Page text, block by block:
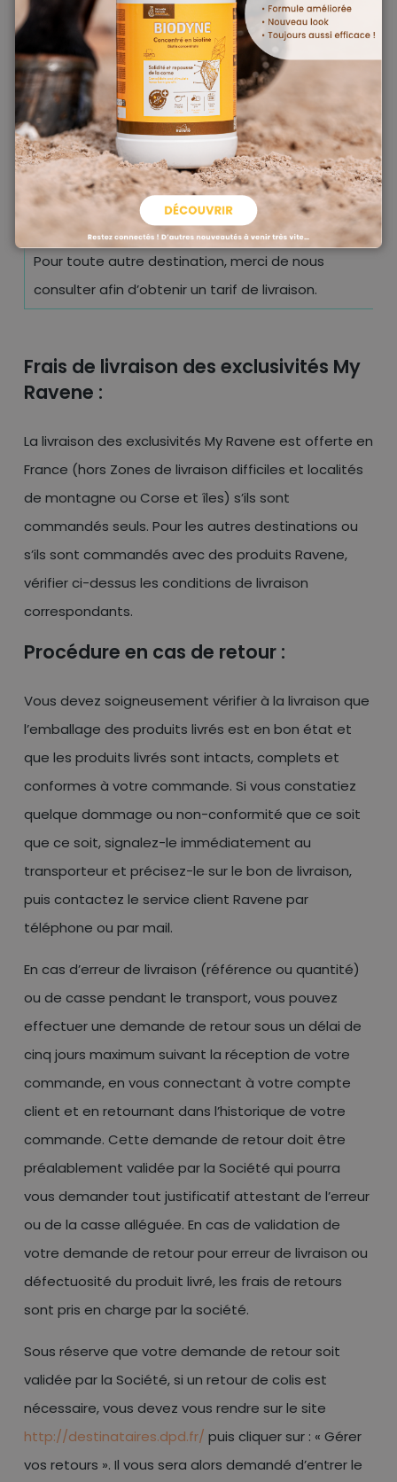
Norvège
Si achat > 249€ TTC
Si achat < 249€ TTC
Pour les îles Açores et Madère (Portugal), si achat
> 249€ TTC
Pour les îles Açores et Madère (Portugal), si achat
< 249€ TTC
Pour toute autre destination, merci de nous
consulter afin d’obtenir un tarif de livraison.
Frais de livraison des exclusivités My
Ravene :
La livraison des exclusivités My Ravene est offerte en
France (hors Zones de livraison difficiles et localités
de montagne ou Corse et îles) s’ils sont
commandés seuls. Pour les autres destinations ou
s’ils sont commandés avec des produits Ravene,
vérifier ci-dessus les conditions de livraison
correspondants.
Procédure en cas de retour :
Vous devez soigneusement vérifier à la livraison que
l’emballage des produits livrés est en bon état et
que les produits livrés sont intacts, complets et
conformes à votre commande. Si vous constatiez
quelque dommage ou non-conformité que ce soit
que ce soit, signalez-le immédiatement au
transporteur et précisez-le sur le bon de livraison,
puis contactez le service client Ravene par
téléphone ou par mail.
En cas d’erreur de livraison (référence ou quantité)
ou de casse pendant le transport, vous pouvez
effectuer une demande de retour sous un délai de
cinq jours maximum suivant la réception de votre
commande, en vous connectant à votre compte
client et en retournant dans l’historique de votre
commande. Cette demande de retour doit être
préalablement validée par la Société qui pourra
vous demander tout justificatif attestant de l’erreur
ou de la casse alléguée. En cas de validation de
votre demande de retour pour erreur de livraison ou
défectuosité du produit livré, les frais de retours
sont pris en charge par la société.
Sous réserve que votre demande de retour soit
validée par la Société, si un retour de colis est
nécessaire, vous devez vous rendre sur le site
http://destinataires.dpd.fr/ puis cliquer sur : « Gérer
vos retours ». Il vous sera alors demandé d’entrer le